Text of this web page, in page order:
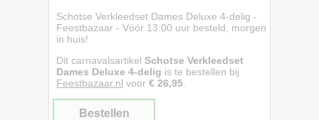
Schotse Verkleedset Dames Deluxe 4-delig -
Feestbazaar - Vóór 13:00 uur besteld, morgen
in huis!
Dit carnavalsartikel Schotse Verkleedset
Dames Deluxe 4-delig is te bestellen bij
Feestbazaar.nl voor € 26,95
Bestellen